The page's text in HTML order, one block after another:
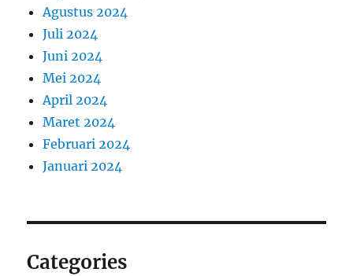
Agustus 2024
Juli 2024
Juni 2024
Mei 2024
April 2024
Maret 2024
Februari 2024
Januari 2024
Categories